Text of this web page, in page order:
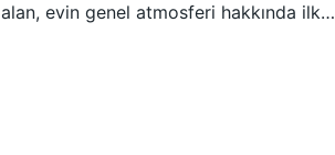
evin genel atmosferi hakkında ilk…